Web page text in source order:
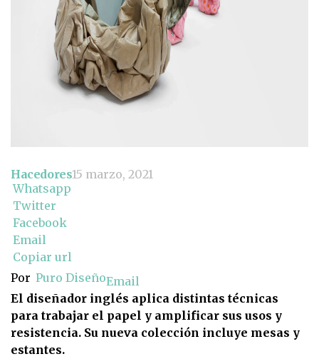
Hacedores15 marzo, 2021
Whatsapp
Twitter
Facebook
Email
Copiar url
Por Puro DiseñoEmail
El diseñador inglés aplica distintas técnicas
para trabajar el papel y amplificar sus usos y
resistencia. Su nueva colección incluye mesas y
estantes.